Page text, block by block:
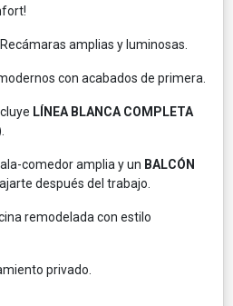
amplias y luminosas.
con acabados de primera.
LÍNEA BLANCA COMPLETA
comedor amplia y un BALCÓN
después del trabajo.
remodelada con estilo
privado.